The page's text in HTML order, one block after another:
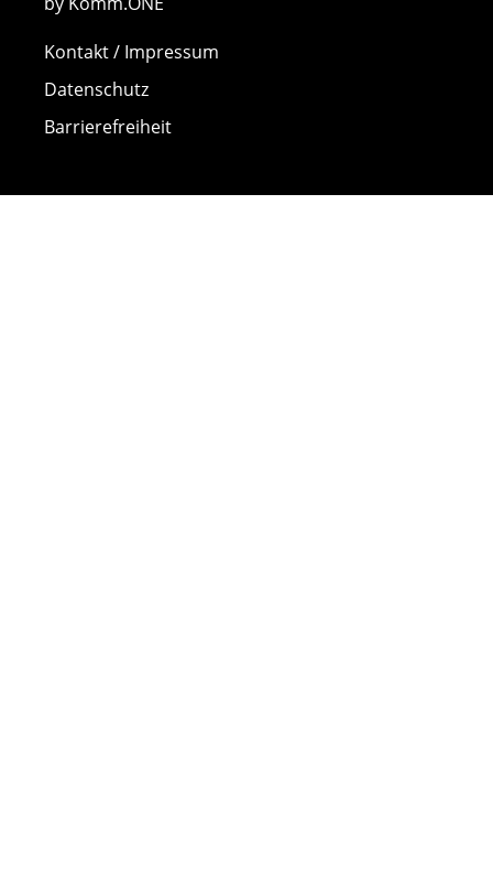
Kontakt / Impressum
Datenschutz
Barrierefreiheit